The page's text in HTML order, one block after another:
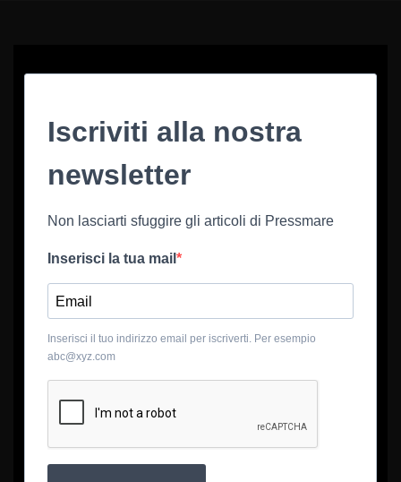
Iscriviti alla nostra
newsletter
Non lasciarti sfuggire gli articoli di Pressmare
Inserisci la tua mail
Inserisci il tuo indirizzo email per iscriverti. Per esempio
abc@xyz.com